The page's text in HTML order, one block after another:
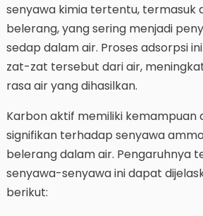
senyawa kimia tertentu, termasuk
belerang, yang sering menjadi
sedap dalam air. Proses adsorpsi
zat-zat tersebut dari air,
rasa air yang dihasilkan.
Karbon aktif memiliki kemampuan
signifikan terhadap senyawa
belerang dalam air. Pengaruhnya
senyawa-senyawa ini dapat
berikut: